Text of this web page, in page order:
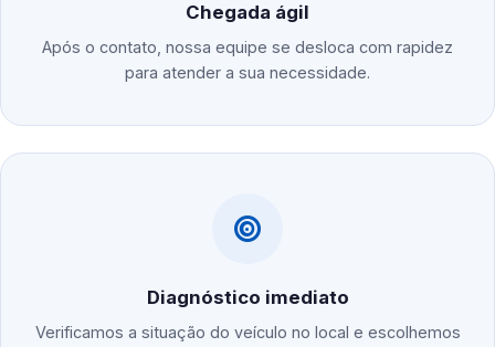
Chegada ágil
Após o contato, nossa equipe se desloca com rapidez
para atender a sua necessidade.
Diagnóstico imediato
Verificamos a situação do veículo no local e escolhemos